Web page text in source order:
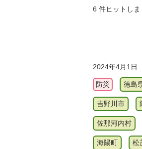
6 件ヒットしま
2024年4月1日
防災 徳島
吉野川市
佐那河内村
海陽町 松